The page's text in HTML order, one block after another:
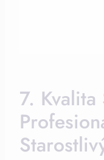
7. Kvalita